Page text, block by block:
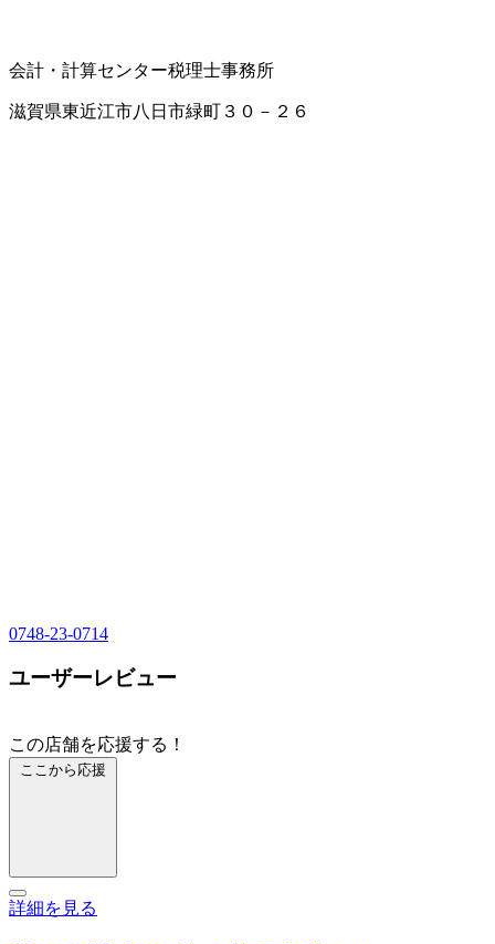
会計・計算センター税理士事務所
滋賀県東近江市八日市緑町３０－２６
0748-23-0714
ユーザーレビュー
この店舗を応援する！
ここから応援
詳細を見る